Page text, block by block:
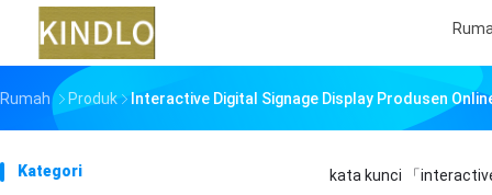
Rumah Produk Interactive Digital Signage Display Produsen
Kategori kata kunci 「